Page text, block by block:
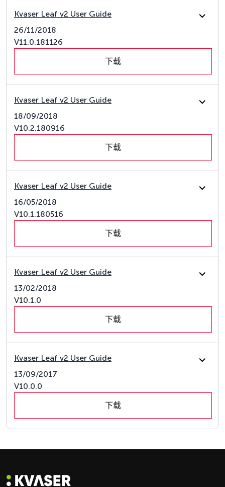
Kvaser Leaf v2 User Guide
26/11/2018
V11.0.181126
下载
Kvaser Leaf v2 User Guide
18/09/2018
V10.2.180916
下载
Kvaser Leaf v2 User Guide
16/05/2018
V10.1.180516
下载
Kvaser Leaf v2 User Guide
13/02/2018
V10.1.0
下载
Kvaser Leaf v2 User Guide
13/09/2017
V10.0.0
下载